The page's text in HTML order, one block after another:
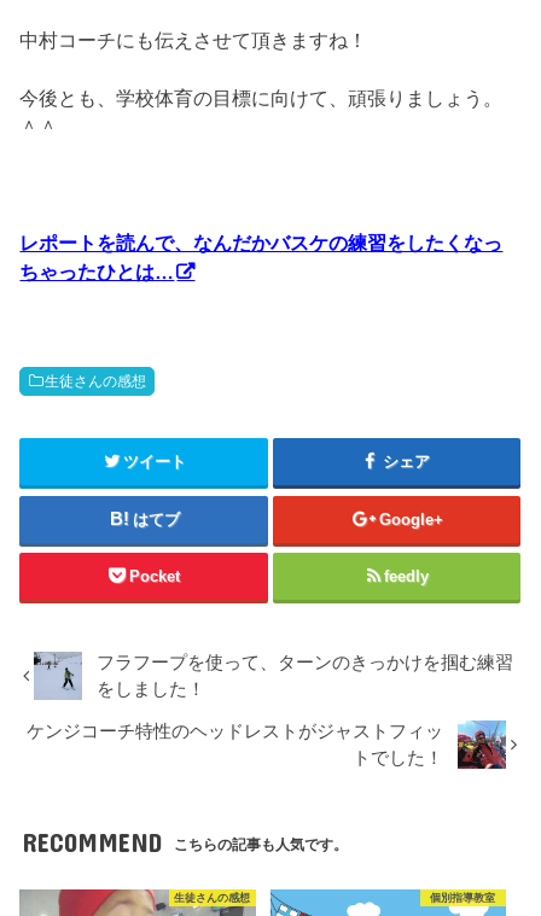
中村コーチにも伝えさせて頂きますね！
今後とも、学校体育の目標に向けて、頑張りましょう。
＾＾
レポートを読んで、なんだかバスケの練習をしたくなっ
ちゃったひとは…
生徒さんの感想
ツイート シェア
はてブ Google+
Pocket feedly
フラフープを使って、ターンのきっかけを掴む練習
をしました！
ケンジコーチ特性のヘッドレストがジャストフィッ
トでした！
RECOMMEND こちらの記事も人気です。
生徒さんの感想 個別指導教室